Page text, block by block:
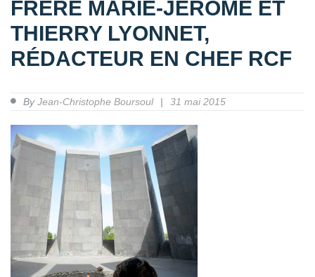
FRÈRE MARIE-JÉRÔME ET
THIERRY LYONNET,
RÉDACTEUR EN CHEF RCF
ByJean-Christophe Boursoul 31 mai 2015